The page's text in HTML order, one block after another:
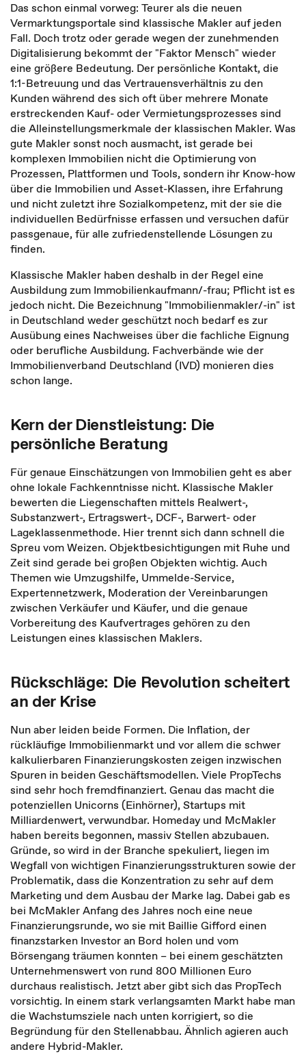
Das schon einmal vorweg: Teurer als die neuen
Vermarktungsportale sind klassische Makler auf jeden
Fall. Doch trotz oder gerade wegen der zunehmenden
Digitalisierung bekommt der "Faktor Mensch" wieder
eine größere Bedeutung. Der persönliche Kontakt, die
1:1-Betreuung und das Vertrauensverhältnis zu den
Kunden während des sich oft über mehrere Monate
erstreckenden Kauf- oder Vermietungsprozesses sind
die Alleinstellungsmerkmale der klassischen Makler. Was
gute Makler sonst noch ausmacht, ist gerade bei
komplexen Immobilien nicht die Optimierung von
Prozessen, Plattformen und Tools, sondern ihr Know-how
über die Immobilien und Asset-Klassen, ihre Erfahrung
und nicht zuletzt ihre Sozialkompetenz, mit der sie die
individuellen Bedürfnisse erfassen und versuchen dafür
passgenaue, für alle zufriedenstellende Lösungen zu
finden.
Klassische Makler haben deshalb in der Regel eine
Ausbildung zum Immobilienkaufmann/-frau; Pflicht ist es
jedoch nicht. Die Bezeichnung "Immobilienmakler/-in" ist
in Deutschland weder geschützt noch bedarf es zur
Ausübung eines Nachweises über die fachliche Eignung
oder berufliche Ausbildung. Fachverbände wie der
Immobilienverband Deutschland (IVD) monieren dies
schon lange.
Kern der Dienstleistung: Die
persönliche Beratung
Für genaue Einschätzungen von Immobilien geht es aber
ohne lokale Fachkenntnisse nicht. Klassische Makler
bewerten die Liegenschaften mittels Realwert-,
Substanzwert-, Ertragswert-, DCF-, Barwert- oder
Lageklassenmethode. Hier trennt sich dann schnell die
Spreu vom Weizen. Objektbesichtigungen mit Ruhe und
Zeit sind gerade bei großen Objekten wichtig. Auch
Themen wie Umzugshilfe, Ummelde-Service,
Expertennetzwerk, Moderation der Vereinbarungen
zwischen Verkäufer und Käufer, und die genaue
Vorbereitung des Kaufvertrages gehören zu den
Leistungen eines klassischen Maklers.
Rückschläge: Die Revolution scheitert
an der Krise
Nun aber leiden beide Formen. Die Inflation, der
rückläufige Immobilienmarkt und vor allem die schwer
kalkulierbaren Finanzierungskosten zeigen inzwischen
Spuren in beiden Geschäftsmodellen. Viele PropTechs
sind sehr hoch fremdfinanziert. Genau das macht die
potenziellen Unicorns (Einhörner), Startups mit
Milliardenwert, verwundbar. Homeday und McMakler
haben bereits begonnen, massiv Stellen abzubauen.
Gründe, so wird in der Branche spekuliert, liegen im
Wegfall von wichtigen Finanzierungsstrukturen sowie der
Problematik, dass die Konzentration zu sehr auf dem
Marketing und dem Ausbau der Marke lag. Dabei gab es
bei McMakler Anfang des Jahres noch eine neue
Finanzierungsrunde, wo sie mit Baillie Gifford einen
finanzstarken Investor an Bord holen und vom
Börsengang träumen konnten – bei einem geschätzten
Unternehmenswert von rund 800 Millionen Euro
durchaus realistisch. Jetzt aber gibt sich das PropTech
vorsichtig. In einem stark verlangsamten Markt habe man
die Wachstumsziele nach unten korrigiert, so die
Begründung für den Stellenabbau. Ähnlich agieren auch
andere Hybrid-Makler.